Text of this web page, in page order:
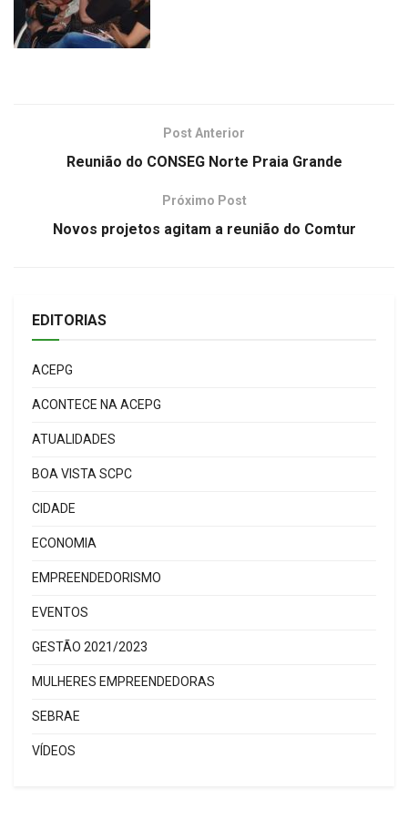
Post Anterior
Reunião do CONSEG Norte Praia Grande
Próximo Post
Novos projetos agitam a reunião do Comtur
EDITORIAS
ACEPG
ACONTECE NA ACEPG
ATUALIDADES
BOA VISTA SCPC
CIDADE
ECONOMIA
EMPREENDEDORISMO
EVENTOS
GESTÃO 2021/2023
MULHERES EMPREENDEDORAS
SEBRAE
VÍDEOS